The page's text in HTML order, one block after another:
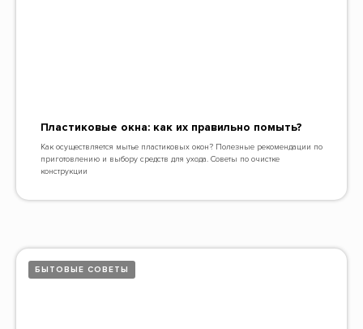
Пластиковые окна: как их правильно помыть?
Как осуществляется мытье пластиковых окон? Полезные рекомендации по
приготовлению и выбору средств для ухода. Советы по очистке
конструкции
БЫТОВЫЕ СОВЕТЫ